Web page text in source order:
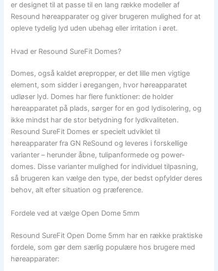
er designet til at passe til en lang række modeller af
Resound høreapparater og giver brugeren mulighed for at
opleve tydelig lyd uden ubehag eller irritation i øret.
Hvad er Resound SureFit Domes?
Domes, også kaldet ørepropper, er det lille men vigtige
element, som sidder i øregangen, hvor høreapparatet
udløser lyd. Domes har flere funktioner: de holder
høreapparatet på plads, sørger for en god lydisolering, og
ikke mindst har de stor betydning for lydkvaliteten.
Resound SureFit Domes er specielt udviklet til
høreapparater fra GN ReSound og leveres i forskellige
varianter – herunder åbne, tulipanformede og power-
domes. Disse varianter mulighed for individuel tilpasning,
så brugeren kan vælge den type, der bedst opfylder deres
behov, alt efter situation og præference.
Fordele ved at vælge Open Dome 5mm
Resound SureFit Open Dome 5mm har en række praktiske
fordele, som gør dem særlig populære hos brugere med
høreapparater: